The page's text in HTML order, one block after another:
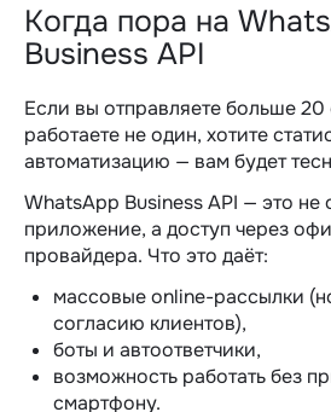
Когда пора на
Business API
Если вы отправляете больше
работаете не один, хотите
автоматизацию — вам будет
WhatsApp Business API — это не
приложение, а доступ через
провайдера. Что это даёт:
массовыеonline-рассылки
согласию клиентов),
боты и автоответчики,
возможность работать без
смартфону.